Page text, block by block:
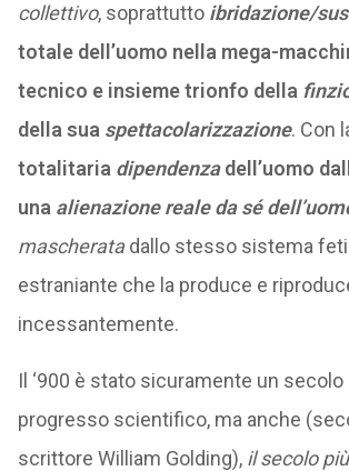
collettivo, soprattutto ibridazione/
totale dell’uomo nella mega-
tecnico e insieme trionfo della
della sua spettacolarizzazione. Con
totalitaria dipendenzadell’uomo
una alienazione reale da sé
mascheratadallo stesso sistema
estraniante che la produce e
incessantemente.
Il ‘900 è stato sicuramente un secolo
progresso scientifico, ma anche
scrittore William Golding), il secolo